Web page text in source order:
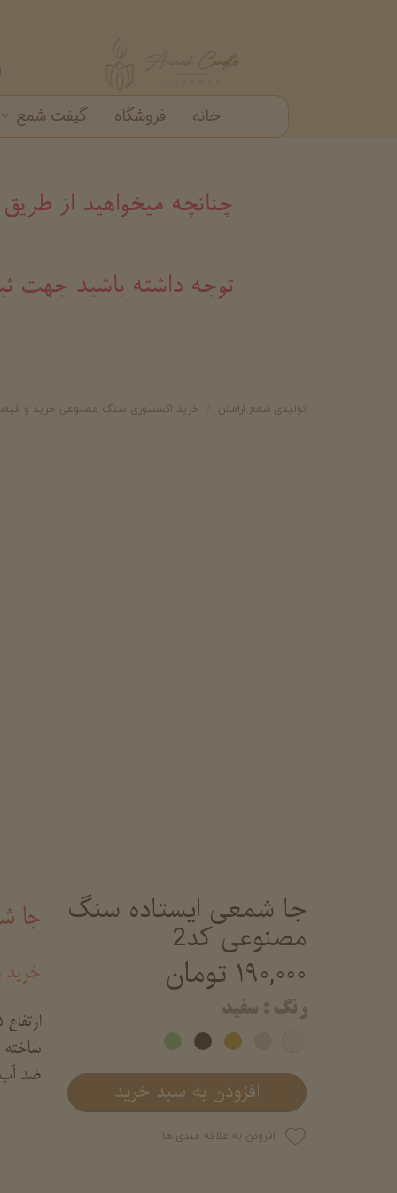
خانه فروشگاه گیفت شمع
تولیدی شمع ارامش خرید اکسسوری سنگ مصنوعی خرید و
جا شمعی ایستاده سنگ
مصنوعی کد2
۱۹۰,۰۰۰ تومان
رنگ : سفید
افزودن به سبد خرید
افزودن به علاقه مندی ها
جا
ارتفاع 9/5 قطر 5
ساخته
ضد آب
چنانچه میخواهید از
​​​​​​​توجه داشته باشید جهت